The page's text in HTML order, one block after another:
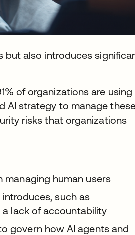
but also introduces
of organizations are using
AI strategy to manage
risks that organizations
managing human users
such as
lack of accountability
govern how AI agents and